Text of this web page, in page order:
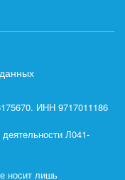
ИНН 9717011186
Л041-
носит лишь